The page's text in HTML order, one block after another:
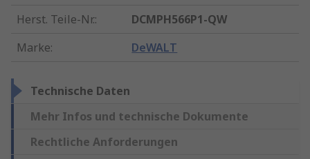
Herst. Teile-Nr.:
DCMPH566P1-QW
Marke: DeWALT
Technische Daten
Mehr Infos und technische Dokumente
Rechtliche Anforderungen